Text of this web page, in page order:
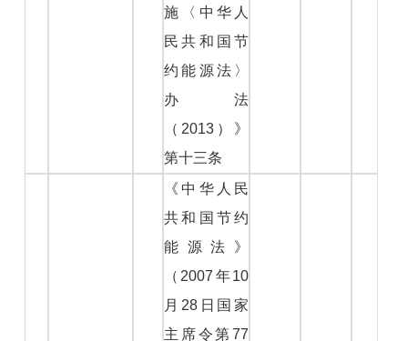
施〈中华人
民共和国节
约能源法〉
办法
（2013）》
第十三条
《中华人民
共和国节约
能源法》
（2007年10
月28日国家
主席令第77